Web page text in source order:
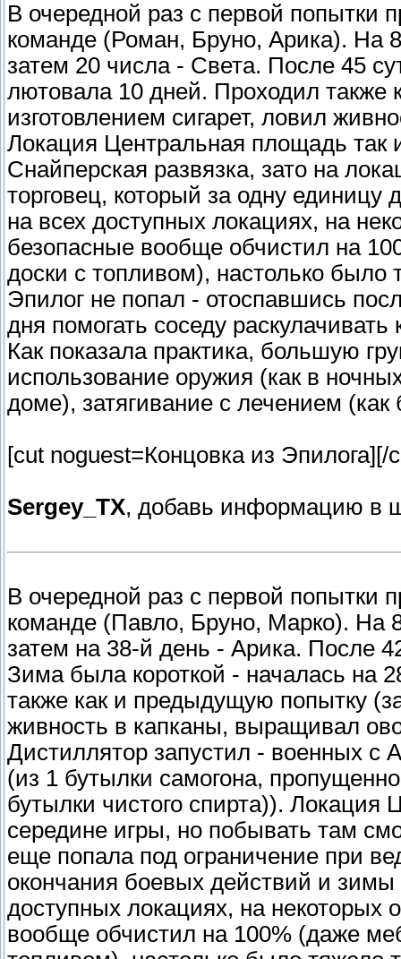
В очередной раз с первой попытки
команде (Роман, Бруно, Арика). На
затем 20 числа - Света. После 45
лютовала 10 дней. Проходил
изготовлением сигарет, ловил
Локация Центральная площадь так
Снайперская развязка, зато на
торговец, который за одну
на всех доступных локациях, на
безопасные вообще обчистил на
доски с топливом), настолько было
Эпилог не попал - отоспавшись
дня помогать соседу раскулачивать
Как показала практика, большую
использование оружия (как в
доме), затягивание с лечением (как
[cut noguest=Концовка из Эпилога] [/
Sergey_TX, добавь информацию в
В очередной раз с первой попытки
команде (Павло, Бруно, Марко). На
затем на 38-й день - Арика. После
Зима была короткой - началась на
также как и предыдущую попытку
живность в капканы, выращивал
Дистиллятор запустил - военных с
(из 1 бутылки самогона,
бутылки чистого спирта)).
середине игры, но побывать там
еще попала под ограничение при
окончания боевых действий и
доступных локациях, на некоторых
вообще обчистил на 100% (даже